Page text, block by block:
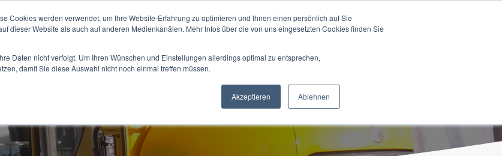
Cookies werden verwendet, um Ihre Website-Erfahrung zu optimieren und Ihnen einen persönlich auf Sie
dieser Website als auch auf anderen Medienkanälen. Mehr Infos über die von uns eingesetzten Cookies finden Sie
Daten nicht verfolgt. Um Ihren Wünschen und Einstellungen allerdings optimal zu entsprechen,
damit Sie diese Auswahl nicht noch einmal treffen müssen.
Akzeptieren Ablehnen
HOME BAGGERAUSBILDUNG KRANAUSBILDUNG FACHSEMINARE JOBS